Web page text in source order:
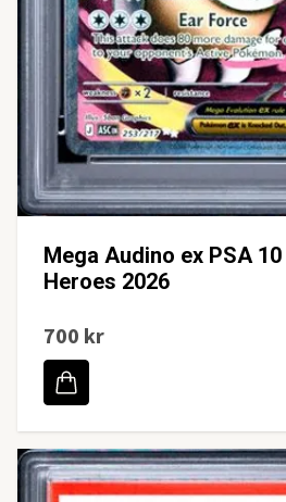
Mega Audino ex PSA
Heroes 2026
700 kr